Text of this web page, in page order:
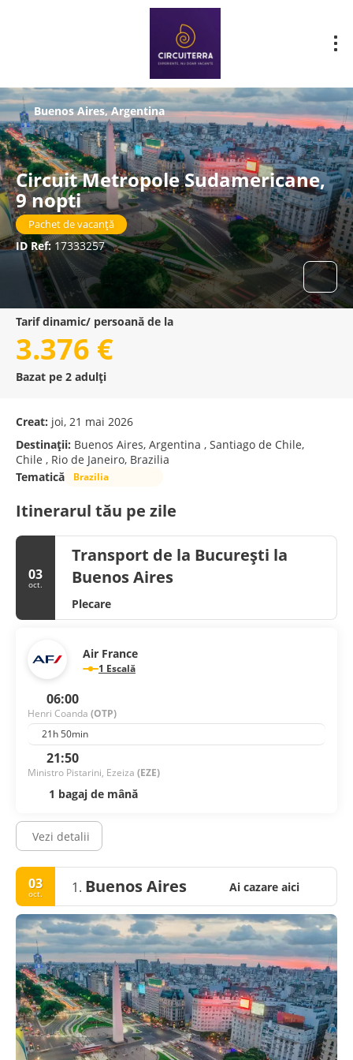
Circuit Metropole Sudamericane,
9 nopti
Pachet de vacanță
ID Ref:17333257
Buenos Aires, Argentina
Tarif dinamic/ persoană de la
3.376 €
Bazat pe 2 adulți
Creat: joi, 21 mai 2026
Destinații: Buenos Aires, Argentina , Santiago de Chile,
Chile , Rio de Janeiro, Brazilia
Tematică
Brazilia
Itinerarul tău pe zile
03
oct.
Transport de la București la
Buenos Aires
Plecare
Air France
1 Escală
06:00
Henri Coanda (OTP)
21h 50min
21:50
Ministro Pistarini, Ezeiza (EZE)
1 bagaj de mână
Vezi detalii
03
oct. 1. Buenos Aires Ai cazare aici